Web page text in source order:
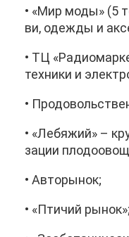
• «Мир мо­ды» (5
ви, одеж­ды и
• ТЦ
тех­ни­ки и
•
• «Ле­бя­жий» –
за­ции
• Ав­то­ры­нок;
• «Пти­чий ры­нок»;